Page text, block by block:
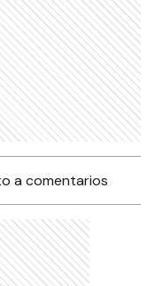
a comentarios